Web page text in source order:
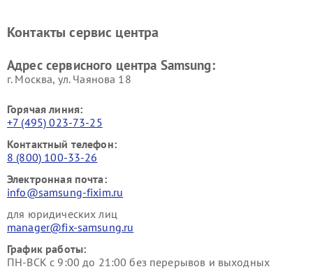
Контакты сервис центра
Адрес сервисного центра Samsung:
г. Москва, ул. Чаянова 18
Горячая линия:
+7 (495) 023-73-25
Контактный телефон:
8 (800) 100-33-26
Электронная почта:
info@samsung-fixim.ru
для юридических лиц
manager@fix-samsung.ru
График работы:
ПН-ВСК с 9:00 до 21:00 без перерывов и выходных